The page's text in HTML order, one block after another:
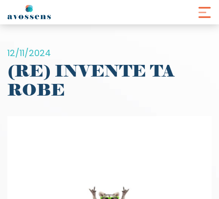
Panneau de gestion des cookies
12/11/2024
(RE) INVENTE TA
ROBE